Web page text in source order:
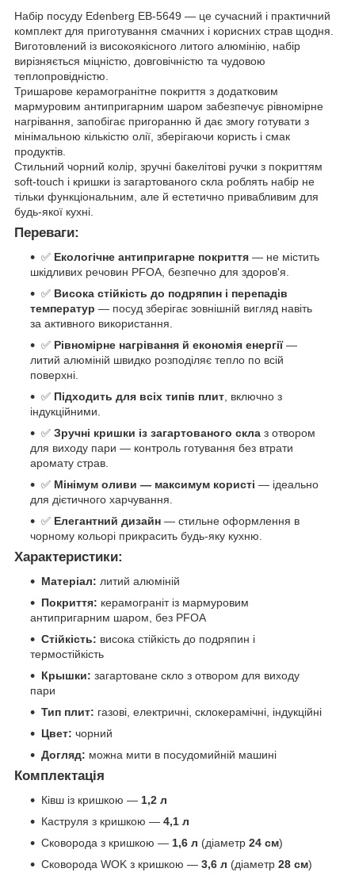
Набір посуду Edenberg EB-5649 — це сучасний і практичний
комплект для приготування смачних і корисних страв щодня.
Виготовлений із високоякісного литого алюмінію, набір
вирізняється міцністю, довговічністю та чудовою
теплопровідністю.
Тришарове керамогранітне покриття з додатковим
мармуровим антипригарним шаром забезпечує рівномірне
нагрівання, запобігає пригоранню й дає змогу готувати з
мінімальною кількістю олії, зберігаючи користь і смак
продуктів.
Стильний чорний колір, зручні бакелітові ручки з покриттям
soft-touch і кришки із загартованого скла роблять набір не
тільки функціональним, але й естетично привабливим для
будь-якої кухні.
Переваги:
✅ Екологічне антипригарне покриття — не містить
шкідливих речовин PFOA, безпечно для здоров'я.
✅ Висока стійкість до подряпин і перепадів
температур — посуд зберігає зовнішній вигляд навіть
за активного використання.
✅ Рівномірне нагрівання й економія енергії—
литий алюміній швидко розподіляє тепло по всій
поверхні.
✅ Підходить для всіх типів плит, включно з
індукційними.
✅ Зручні кришки із загартованого скла з отвором
для виходу пари — контроль готування без втрати
аромату страв.
✅ Мінімум оливи — максимум користі — ідеально
для дієтичного харчування.
✅ Елегантний дизайн — стильне оформлення в
чорному кольорі прикрасить будь-яку кухню.
Характеристики:
Матеріал: литий алюміній
Покриття: керамограніт із мармуровим
антипригарним шаром, без PFOA
Стійкість: висока стійкість до подряпин і
термостійкість
Крышки: загартоване скло з отвором для виходу
пари
Тип плит: газові, електричні, склокерамічні, індукційні
Цвет: чорний
Догляд: можна мити в посудомийній машині
Комплектація
Ківш із кришкою — 1,2 л
Каструля з кришкою — 4,1 л
Сковорода з кришкою — 1,6 л (діаметр 24 см)
Сковорода WOK з кришкою — 3,6 л (діаметр 28 см)